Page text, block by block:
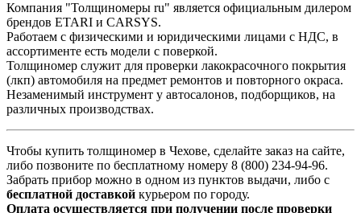
Компания "Толщиномеры ru" является официальным дилером
брендов ETARI и CARSYS.
Работаем с физическими и юридическими лицами с НДС, в
ассортименте есть модели с поверкой.
Толщиномер служит для проверки лакокрасочного покрытия
(лкп) автомобиля на предмет ремонтов и повторного окраса.
Незаменимый инструмент у автосалонов, подборщиков, на
различных производствах.
Чтобы купить толщиномер в Чехове, сделайте заказ на сайте,
либо позвоните по бесплатному номеру 8 (800) 234-94-96.
Забрать прибор можно в одном из пунктов выдачи, либо с
бесплатной доставкой курьером по городу.
Оплата осуществляется при получении после проверки